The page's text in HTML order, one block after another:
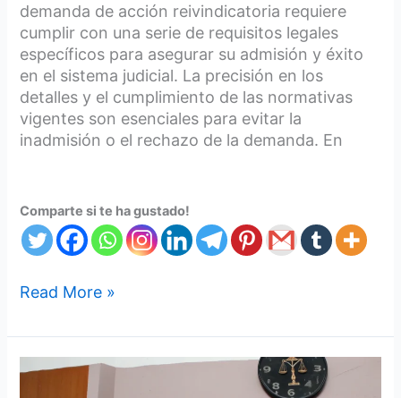
demanda de acción reivindicatoria requiere
cumplir con una serie de requisitos legales
específicos para asegurar su admisión y éxito
en el sistema judicial. La precisión en los
detalles y el cumplimiento de las normativas
vigentes son esenciales para evitar la
inadmisión o el rechazo de la demanda. En
Comparte si te ha gustado!
Read More »
TRIBUNAL
ORDENA